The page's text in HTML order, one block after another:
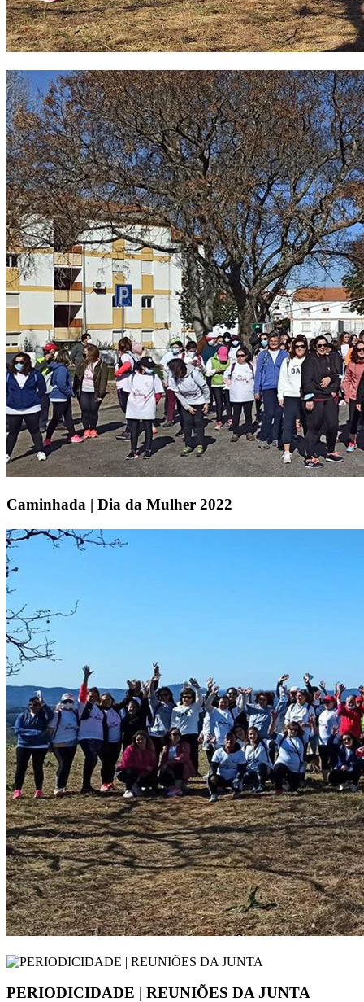
Caminhada | Dia da Mulher 2022
PERIODICIDADE | REUNIÕES DA JUNTA